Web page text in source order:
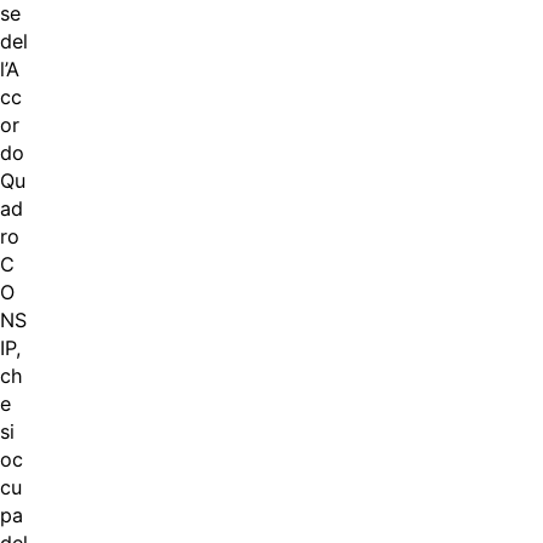
se
del
l’A
cc
or
do
Qu
ad
ro
C
O
NS
IP,
ch
e
si
oc
cu
pa